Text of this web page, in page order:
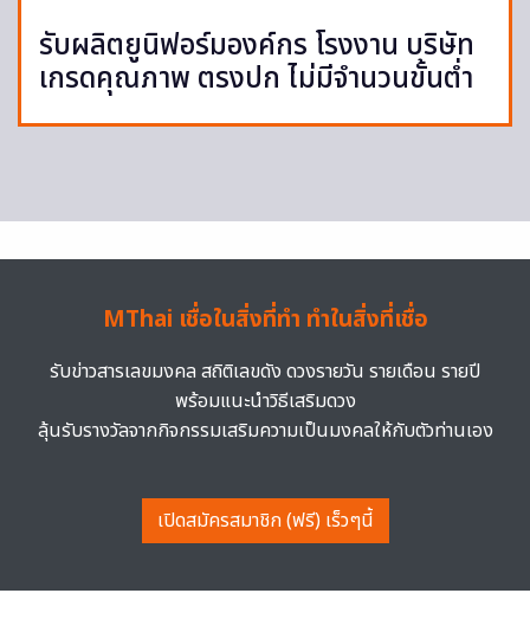
รับผลิตยูนิฟอร์มองค์กร โรงงาน บริษัท
เกรดคุณภาพ ตรงปก ไม่มีจำนวนขั้นต่ำ
MThai เชื่อในสิ่งที่ทำ ทำในสิ่งที่เชื่อ
รับข่าวสารเลขมงคล สถิติเลขดัง ดวงรายวัน รายเดือน รายปี
พร้อมแนะนำวิธีเสริมดวง
ลุ้นรับรางวัลจากกิจกรรมเสริมความเป็นมงคลให้กับตัวท่านเอง
เปิดสมัครสมาชิก (ฟรี) เร็วๆนี้